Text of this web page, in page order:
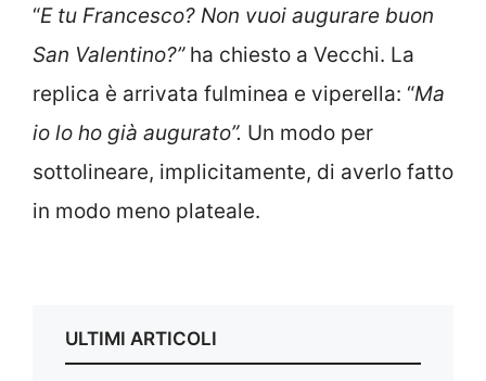
“E tu Francesco? Non vuoi augurare buon
San Valentino?” ha chiesto a Vecchi. La
replica è arrivata fulminea e viperella: “Ma
io lo ho già augurato”. Un modo per
sottolineare, implicitamente, di averlo fatto
in modo meno plateale.
ULTIMI ARTICOLI